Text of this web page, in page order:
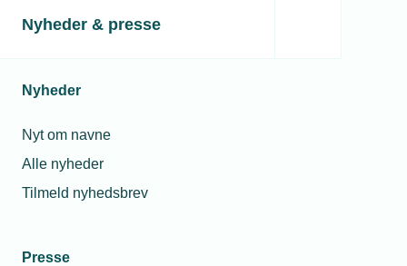
Nyheder & presse
Nyheder
Nyt om navne
Alle nyheder
Tilmeld nyhedsbrev
Presse